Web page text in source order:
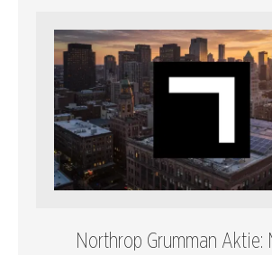
Northrop Grumman Aktie: